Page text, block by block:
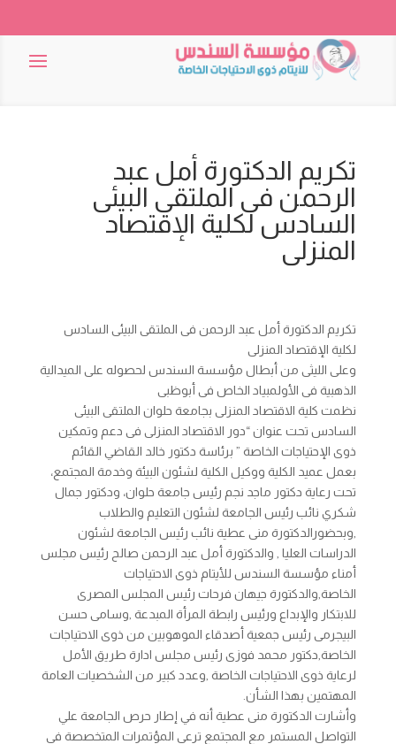
تكريم الدكتورة أمل عبد
الرحمن فى الملتقى البيئى
السادس لكلية الإقتصاد
المنزلى
تكريم الدكتورة أمل عبد الرحمن فى الملتقى البيئى السادس
لكلية الإقتصاد المنزلى
وعلى الليثى من أبطال مؤسسة السندس لحصوله على الميدالية
الذهبية فى الأولمبياد الخاصفى أبوظبى
نظمت كلية الاقتصاد المنزلى بجامعة حلوان الملتقى البيئى
السادس تحت عنوان “دور الاقتصاد المنزلى فى دعم وتمكين
ذوى الإحتياجات الخاصة ” برئاسة دكتور خالد القاضي القائم
بعمل عميد الكلية ووكيل الكلية لشئون البيئة وخدمة المجتمع،
تحت رعاية دكتور ماجد نجم رئيس جامعة حلوان، ودكتور جمال
شكري نائب رئيس الجامعة لشئون التعليم والطلاب
,وبحضورالدكتورة منى عطية نائب رئيس الجامعة لشئون
الدراسات العليا , والدكتورة أمل عبد الرحمن صالح رئيس مجلس
أمناء مؤسسة السندس للأيتام ذوى الاحتياجات
الخاصة,والدكتورة جيهان فرحات رئيس المجلس المصرى
للابتكار والإبداع ورئيس رابطة المرأة المبدعة ,وسامى حسن
البيجرمى رئيس جمعية أصدقاء الموهوبين من ذوى الاحتياجات
الخاصة,دكتور محمد فوزى رئيس مجلس ادارة طريق الأمل
لرعاية ذوى الاحتياجات الخاصة ,وعدد كبير من الشخصيات العامة
المهتمين بهذا الشأن.
وأشارت الدكتورة منى عطية أنه في إطار حرص الجامعة علي
التواصل المستمر مع المجتمع ترعى المؤتمرات المتخصصة فى